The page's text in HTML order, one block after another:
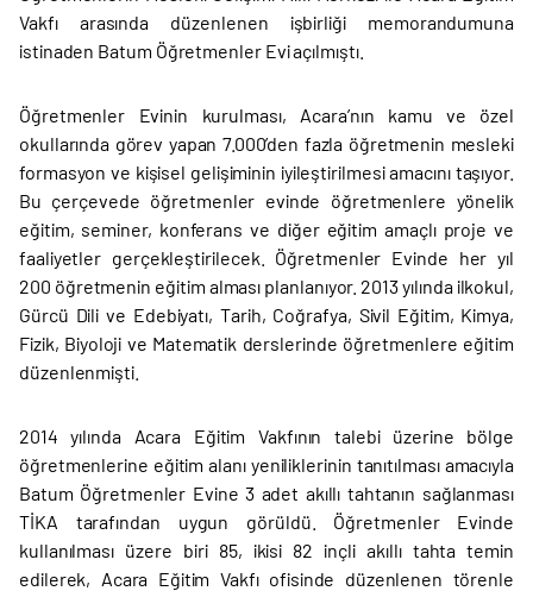
Vakfı arasında düzenlenen işbirliği memorandumuna
istinaden Batum Öğretmenler Evi açılmıştı.
Öğretmenler Evinin kurulması, Acara’nın kamu ve özel
okullarında görev yapan 7.000’den fazla öğretmenin mesleki
formasyon ve kişisel gelişiminin iyileştirilmesi amacını taşıyor.
Bu çerçevede öğretmenler evinde öğretmenlere yönelik
eğitim, seminer, konferans ve diğer eğitim amaçlı proje ve
faaliyetler gerçekleştirilecek. Öğretmenler Evinde her yıl
200 öğretmenin eğitim alması planlanıyor. 2013 yılında ilkokul,
Gürcü Dili ve Edebiyatı, Tarih, Coğrafya, Sivil Eğitim, Kimya,
Fizik, Biyoloji ve Matematik derslerinde öğretmenlere eğitim
düzenlenmişti.
2014 yılında Acara Eğitim Vakfının talebi üzerine bölge
öğretmenlerine eğitim alanı yeniliklerinin tanıtılması amacıyla
Batum Öğretmenler Evine 3 adet akıllı tahtanın sağlanması
TİKA tarafından uygun görüldü. Öğretmenler Evinde
kullanılması üzere biri 85, ikisi 82 inçli akıllı tahta temin
edilerek, Acara Eğitim Vakfı ofisinde düzenlenen törenle